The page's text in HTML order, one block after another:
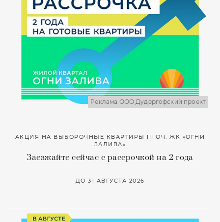
Реклама ООО Дудергофский проект
АКЦИЯ НА ВЫБОРОЧНЫЕ КВАРТИРЫ III ОЧ. ЖК «ОГНИ
ЗАЛИВА»
Заезжайте сейчас с рассрочкой на 2 года
ДО 31 АВГУСТА 2026